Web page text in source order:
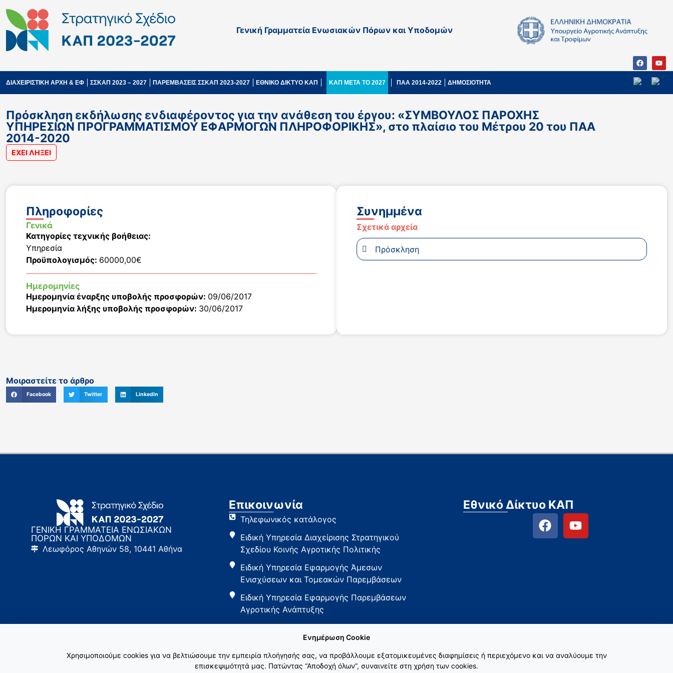
Γενική Γραμματεία Ενωσιακών Πόρων και Υποδομών
ΔΙΑΧΕΙΡΙΣΤΙΚΗ ΑΡΧΗ & ΕΦ ΣΣΚΑΠ 2023 – 2027 ΠΑΡΕΜΒΑΣΕΙΣ ΣΣΚΑΠ 2023-2027 ΕΘΝΙΚΟ ΔΙΚΤΥΟ ΚΑΠ ΚΑΠ ΜΕΤΑ ΤΟ 2027 ΠΑΑ 2014-2022 ΔΗΜΟΣΙΟΤΗΤΑ
Πρόσκληση εκδήλωσης ενδιαφέροντος για την ανάθεση του έργου: «ΣΥΜΒΟΥΛΟΣ ΠΑΡΟΧΗΣ
ΥΠΗΡΕΣΙΩΝ ΠΡΟΓΡΑΜΜΑΤΙΣΜΟΥ ΕΦΑΡΜΟΓΩΝ ΠΛΗΡΟΦΟΡΙΚΗΣ», στο πλαίσιο του Μέτρου 20 του ΠAA
2014-2020
ΕΧΕΙ ΛΗΞΕΙ
Πληροφορίες
Γενικά
Κατηγορίες τεχνικής βοήθειας:
Υπηρεσία
Προϋπολογισμός: 60000,00€
Ημερομηνίες
Ημερομηνία έναρξης υποβολής προσφορών: 09/06/2017
Ημερομηνία λήξης υποβολής προσφορών: 30/06/2017
Συνημμένα
Σχετικά αρχεία
Πρόσκληση
Μοιραστείτε το άρθρο
Facebook Twitter LinkedIn
ΓΕΝΙΚΗ ΓΡΑΜΜΑΤΕΙΑ ΕΝΩΣΙΑΚΩΝ
ΠΟΡΩΝ ΚΑΙ ΥΠΟΔΟΜΩΝ
Λεωφόρος Αθηνών 58, 10441 Αθήνα
Επικοινωνία
Τηλεφωνικός κατάλογος
Ειδική Υπηρεσία Διαχείρισης Στρατηγικού
Σχεδίου Κοινής Αγροτικής Πολιτικής
Ειδική Υπηρεσία Εφαρμογής Άμεσων
Ενισχύσεων και Τομεακών Παρεμβάσεων
Ειδική Υπηρεσία Εφαρμογής Παρεμβάσεων
Αγροτικής Ανάπτυξης
Εθνικό Δίκτυο ΚΑΠ
Ενημέρωση Cookie
Χρησιμοποιούμε cookies για να βελτιώσουμε την εμπειρία πλοήγησής σας, να προβάλλουμε εξατομικευμένες διαφημίσεις ή περιεχόμενο και να αναλύουμε την
επισκεψιμότητά μας. Πατώντας “Αποδοχή όλων”, συναινείτε στη χρήση των cookies.